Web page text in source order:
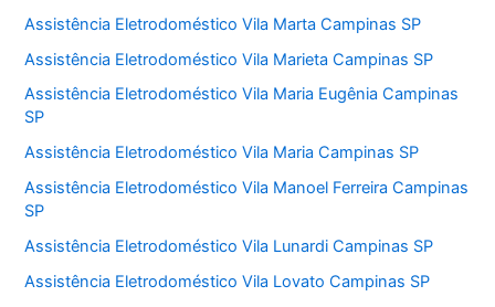
Assistência Eletrodoméstico Vila Marta Campinas SP
Assistência Eletrodoméstico Vila Marieta Campinas SP
Assistência Eletrodoméstico Vila Maria Eugênia Campinas
SP
Assistência Eletrodoméstico Vila Maria Campinas SP
Assistência Eletrodoméstico Vila Manoel Ferreira Campinas
SP
Assistência Eletrodoméstico Vila Lunardi Campinas SP
Assistência Eletrodoméstico Vila Lovato Campinas SP